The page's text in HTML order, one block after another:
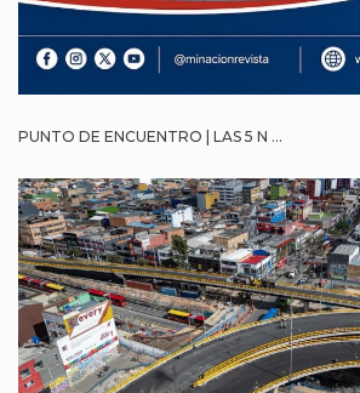
PUNTO DE ENCUENTRO | LAS 5 N ...